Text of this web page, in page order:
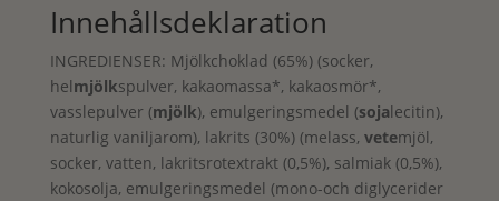
Innehållsdeklaration
INGREDIENSER: Mjölkchoklad (65%) (socker,
helmjölkspulver, kakaomassa*, kakaosmör*,
vasslepulver (mjölk), emulgeringsmedel (sojalecitin),
naturlig vaniljarom), lakrits (30%) (melass, vetemjöl,
socker, vatten, lakritsrotextrakt (0,5%), salmiak (0,5%),
kokosolja, emulgeringsmedel (mono-och diglycerider